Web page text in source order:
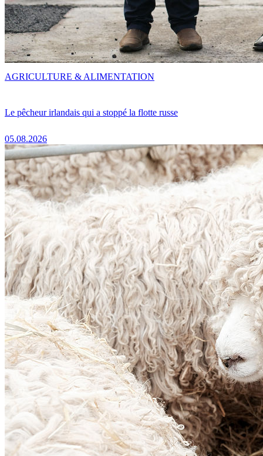
Le pêcheur irlandais qui a stoppé la flotte russe
05.08.2026
AGRICULTURE & ALIMENTATION